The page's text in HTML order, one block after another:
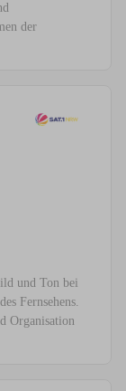
der
und Ton bei
Fernsehens.
Organisation